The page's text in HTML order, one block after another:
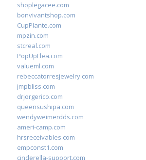
shoplegacee.com
bonvivantshop.com
CupPlante.com
mpzin.com
stcreal.com
PopUpFlea.com
valueml.com
rebeccatorresjewelry.com
jmpbliss.com
drjorgerico.com
queensushipa.com
wendyweimerdds.com
ameri-camp.com
hrsreceivables.com
empconst1.com
cinderella-support.com